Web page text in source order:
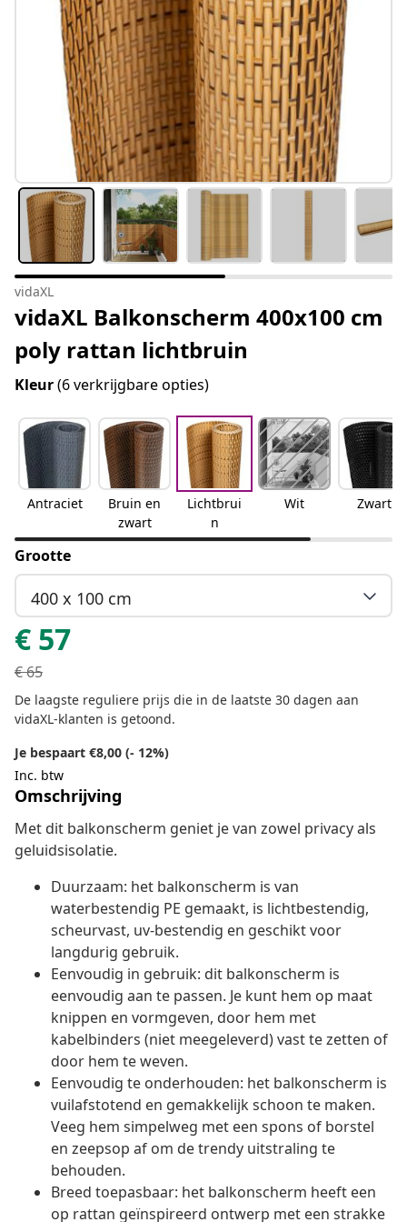
vidaXL
vidaXL Balkonscherm 400x100 cm
poly rattan lichtbruin
Kleur(6 verkrijgbare opties)
Antraciet
Bruin en
zwart
Lichtbrui
n
Wit Zwart
Grootte
400 x 100 cm
€ 57
€65
De laagste reguliere prijs die in de laatste 30 dagen aan
vidaXL-klanten is getoond.
Je bespaart €8,00 (- 12%)
Inc. btw
Omschrijving
Met dit balkonscherm geniet je van zowel privacy als
geluidsisolatie.
Duurzaam: het balkonscherm is van
waterbestendig PE gemaakt, is lichtbestendig,
scheurvast, uv-bestendig en geschikt voor
langdurig gebruik.
Eenvoudig in gebruik: dit balkonscherm is
eenvoudig aan te passen. Je kunt hem op maat
knippen en vormgeven, door hem met
kabelbinders (niet meegeleverd) vast te zetten of
door hem te weven.
Eenvoudig te onderhouden: het balkonscherm is
vuilafstotend en gemakkelijk schoon te maken.
Veeg hem simpelweg met een spons of borstel
en zeepsop af om de trendy uitstraling te
behouden.
Breed toepasbaar: het balkonscherm heeft een
op rattan geïnspireerd ontwerp met een strakke